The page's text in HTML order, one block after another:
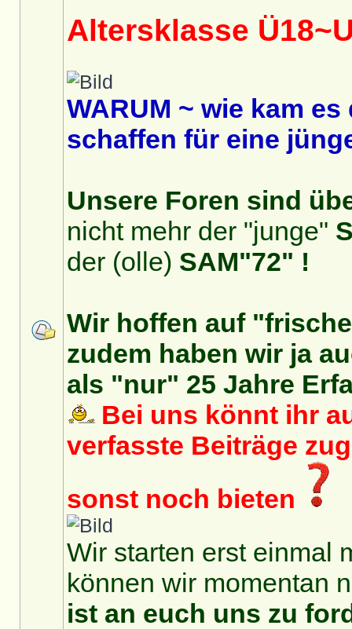
Altersklasse
WARUM ~ wie kam
schaffen für eine
Unsere Foren sind
nicht mehr der "junge"
der (olle) SAM"72" !
Wir hoffen auf
zudem haben wir ja
als "nur" 25 Jahre
Bei uns könnt ihr
verfasste Beiträge
sonst noch bieten
Wir starten erst einmal
können wir momentan
ist an euch uns zu